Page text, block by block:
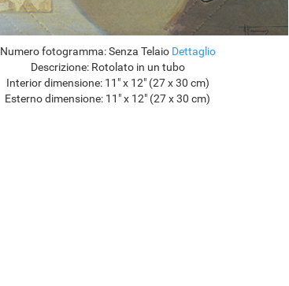
Numero fotogramma: Senza Telaio Dettaglio
Descrizione: Rotolato in un tubo
Interior dimensione: 11" x 12" (27 x 30 cm)
Esterno dimensione: 11" x 12" (27 x 30 cm)